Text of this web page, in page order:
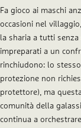
Fa gioco ai maschi
occasioni nel
la sharia a tutti
impreparati a un
rinchiudono: lo
protezione non
protettore), ma
comunità della
continua a